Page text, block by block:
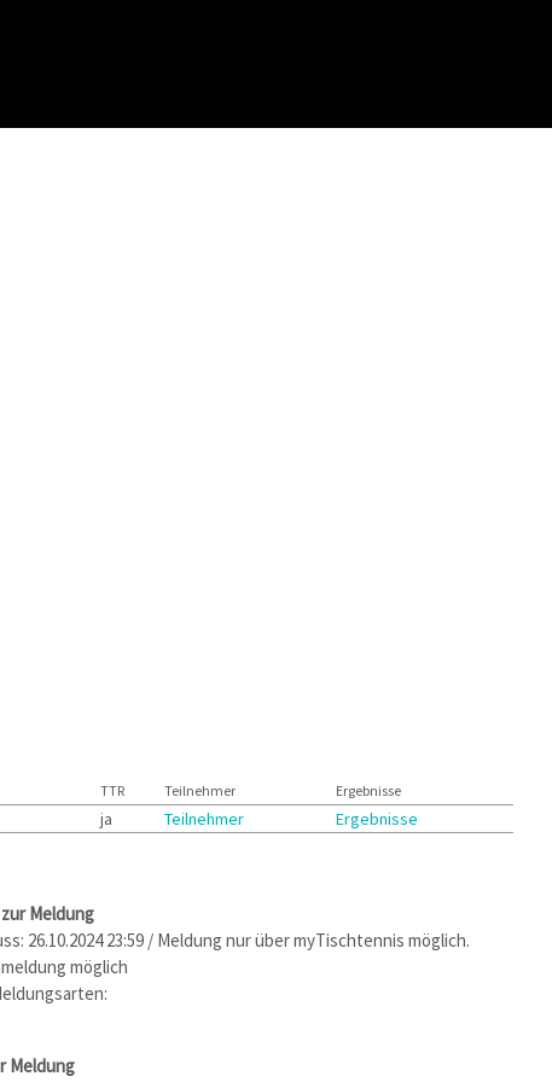
TTR Teilnehmer Ergebnisse
ja Teilnehmer Ergebnisse
Meldung
26.10.2024 23:59 / Meldung nur über myTischtennis möglich.
möglich
Meldung